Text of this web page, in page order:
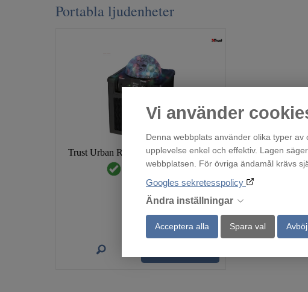
Vi använder
Denna webbplats använder olika typer
upplevelse enkel och effektiv. Lagen
webbplatsen. För övriga ändamål krävs
Googles sekretesspolicy
Ändra inställningar
Acceptera alla Spara val
Portabla ljudenheter
Trust Urban Rechareable Wireless Speaker
Fåtal i lager!
649